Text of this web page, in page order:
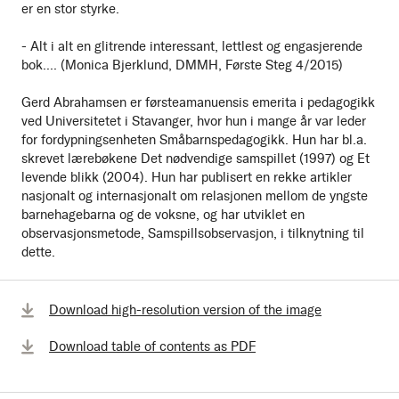
er en stor styrke.
- Alt i alt en glitrende interessant, lettlest og engasjerende
bok.... (Monica Bjerklund, DMMH, Første Steg 4/2015)
Gerd Abrahamsen er førsteamanuensis emerita i pedagogikk
ved Universitetet i Stavanger, hvor hun i mange år var leder
for fordypningsenheten Småbarnspedagogikk. Hun har bl.a.
skrevet lærebøkene Det nødvendige samspillet (1997) og Et
levende blikk (2004). Hun har publisert en rekke artikler
nasjonalt og internasjonalt om relasjonen mellom de yngste
barnehagebarna og de voksne, og har utviklet en
observasjonsmetode, Samspillsobservasjon, i tilknytning til
dette.
Download high-resolution version of the image
Download table of contents as PDF